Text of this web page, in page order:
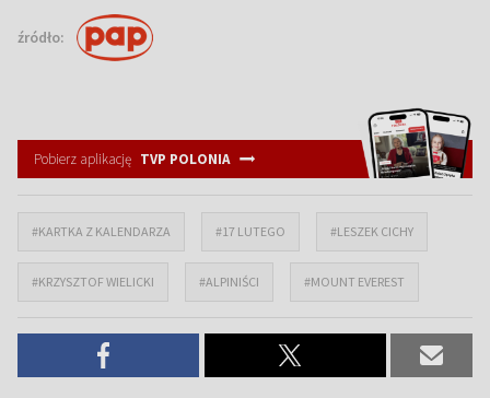
źródło:
Pobierz aplikację TVP POLONIA
#KARTKA Z KALENDARZA #17 LUTEGO #LESZEK CICHY
#KRZYSZTOF WIELICKI #ALPINIŚCI #MOUNT EVEREST